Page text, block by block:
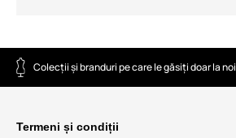
Colecții și branduri pe care le găsiți doar la noi
Termeni și condiții